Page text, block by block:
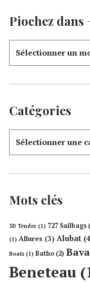
Piochez dans
Catégories
Mots clés
3D Tender (1) 727 Sailbags
(1) Allures (3) Alubat
Boats (1) Batho (2)
Beneteau